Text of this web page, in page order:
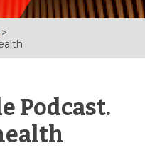
>
Podcast.